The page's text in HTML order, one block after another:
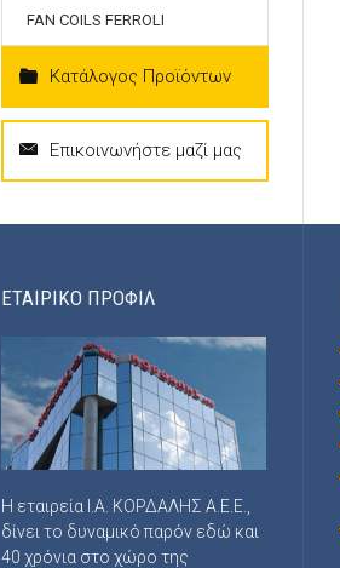
FAN COILS FERROLI
Κατάλογος Προϊόντων
Επικοινωνήστε μαζί μας
ΕΤΑΙΡΙΚΟ ΠΡΟΦΙΛ
Η εταιρεία Ι.Α. ΚΟΡΔΑΛΗΣ Α.Ε.Ε.,
δίνει το δυναμικό παρόν εδώ και
40 χρόνια στο χώρο της